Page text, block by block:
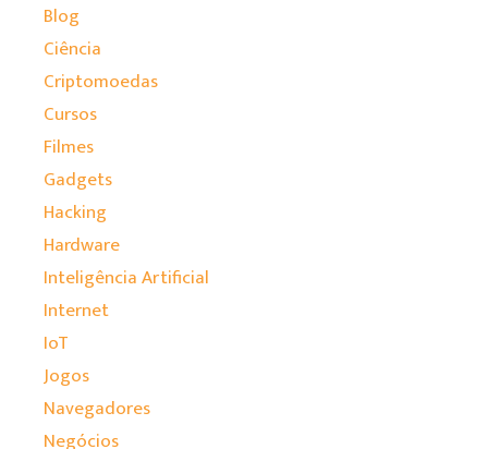
Blog
Ciência
Criptomoedas
Cursos
Filmes
Gadgets
Hacking
Hardware
Inteligência Artificial
Internet
IoT
Jogos
Navegadores
Negócios